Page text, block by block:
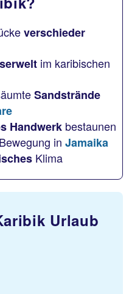
verschieder
im karibischen
Sandstrände
Handwerk bestaunen
Bewegung in Jamaika
Klima
Urlaub